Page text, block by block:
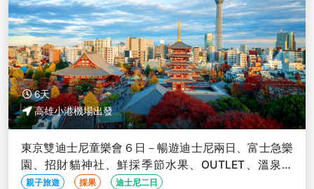
6天
高雄小港機場出發
東京雙迪士尼童樂會６日－暢遊迪士尼兩日、富士急樂
園、招財貓神社、鮮採季節水果、OUTLET、溫泉飯
店-高雄出發
親子旅遊 採果 迪士尼二日